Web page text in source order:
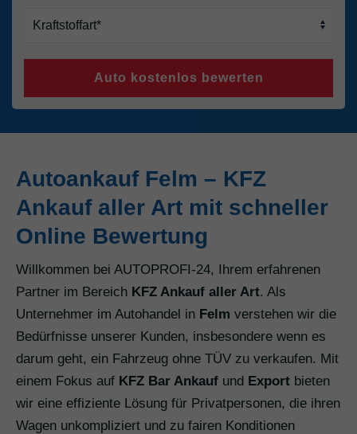
Auto kostenlos bewerten
Autoankauf Felm – KFZ
Ankauf aller Art mit schneller
Online Bewertung
Willkommen bei AUTOPROFI-24, Ihrem erfahrenen
Partner im Bereich KFZ Ankauf aller Art. Als
Unternehmer im Autohandel in Felm verstehen wir die
Bedürfnisse unserer Kunden, insbesondere wenn es
darum geht, ein Fahrzeug ohne TÜV zu verkaufen. Mit
einem Fokus auf KFZ Bar Ankauf und Export bieten
wir eine effiziente Lösung für Privatpersonen, die ihren
Wagen unkompliziert und zu fairen Konditionen